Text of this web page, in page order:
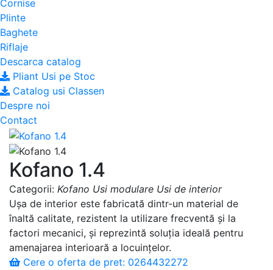
Cornise
Plinte
Baghete
Riflaje
Descarca catalog
Pliant Usi pe Stoc
Catalog usi Classen
Despre noi
Contact
Kofano 1.4
Categorii: Kofano Usi modulare Usi de interior
Ușa de interior este fabricată dintr-un material de
înaltă calitate, rezistent la utilizare frecventă și la
factori mecanici, și reprezintă soluția ideală pentru
amenajarea interioară a locuințelor.
Cere o oferta de pret: 0264432272